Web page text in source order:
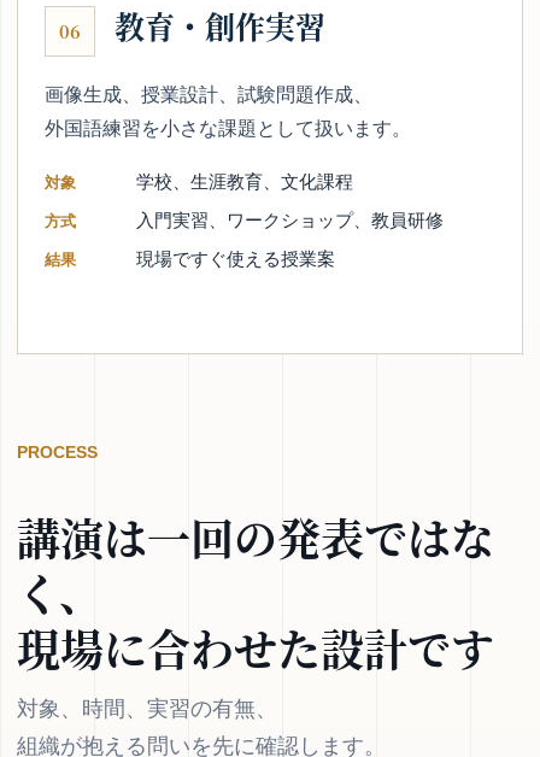
06 教育・創作実習
画像生成、授業設計、試験問題作成、
外国語練習を小さな課題として扱います。
対象 学校、生涯教育、文化課程
方式 入門実習、ワークショップ、教員研修
結果 現場ですぐ使える授業案
PROCESS
講演は一回の発表ではな
く、
現場に合わせた設計です
対象、時間、実習の有無、
組織が抱える問いを先に確認します。